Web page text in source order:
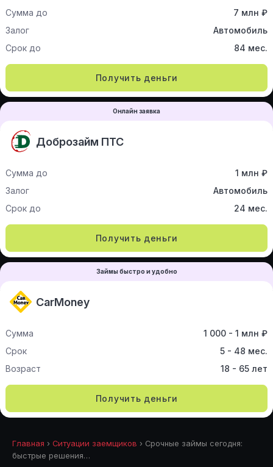
Сумма до
7 млн ₽
Залог
Автомобиль
Срок до
84 мес.
Получить деньги
Онлайн заявка
Доброзайм ПТС
Сумма до
1 млн ₽
Залог
Автомобиль
Срок до
24 мес.
Получить деньги
Займы быстро и удобно
CarMoney
Сумма
1 000 - 1 млн ₽
Срок
5 - 48 мес.
Возраст
18 - 65 лет
Получить деньги
Главная › Ситуации заемщиков › Срочные займы сегодня:
быстрые решения…